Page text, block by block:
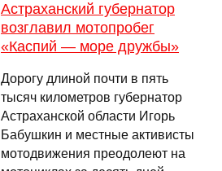
Астраханский губернатор
возглавил мотопробег
«Каспий — море дружбы»
Дорогу длиной почти в пять
тысяч километров губернатор
Астраханской области Игорь
Бабушкин и местные активисты
мотодвижения преодолеют на